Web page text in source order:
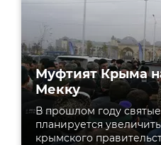
Муфтият Крыма
Мекку
В прошлом году
планируется
крымского